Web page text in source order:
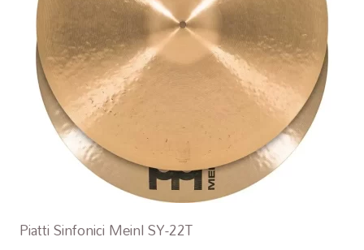
Piatti Sinfonici Meinl SY-22T